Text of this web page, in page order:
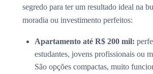
segredo para ter um resultado ideal na
moradia ou investimento perfeitos:
Apartamento até R$ 200 mil:
estudantes, jovens profissionais ou
São opções compactas, muito